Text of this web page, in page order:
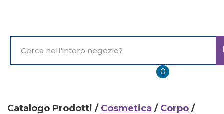
principale
Prodotto
0prodotti
inseriti
Catalogo Prodotti / Cosmetica / Corpo /